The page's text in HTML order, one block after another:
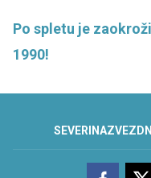
Po spletu je
1990!
SEVERINA